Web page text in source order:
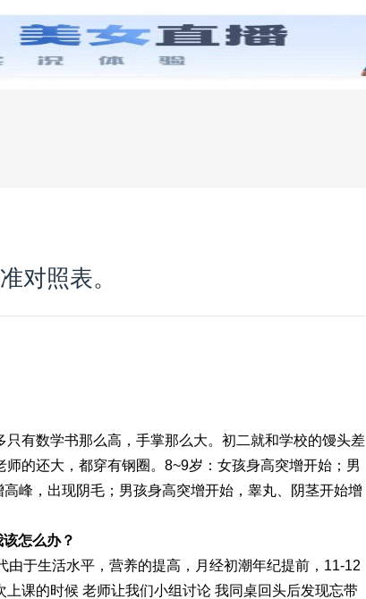
零基础学英语 小学英语 初中英语
对照表。
有数学书那么高，手掌那么大。初二就和学校的馒头差
的还大，都穿有钢圈。8~9岁：女孩身高突增开始；男
峰，出现阴毛；男孩身高突增开始，睾丸、阴茎开始增
怎么办？
于生活水平，营养的提高，月经初潮年纪提前，11-12
课的时候 老师让我们小组讨论 我同桌回头后发现忘带